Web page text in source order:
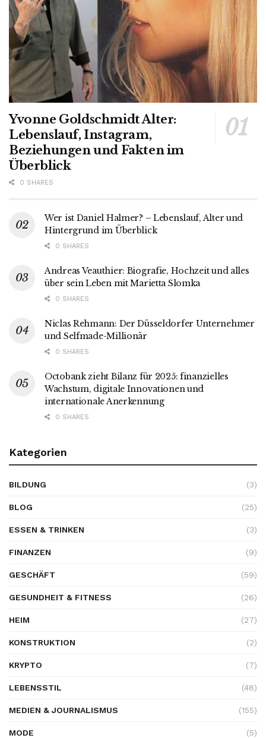
Yvonne Goldschmidt Alter:
Lebenslauf, Instagram,
Beziehungen und Fakten im
Überblick
0 SHARES
Wer ist Daniel Halmer? – Lebenslauf, Alter und
Hintergrund im Überblick
0 SHARES
Andreas Veauthier: Biografie, Hochzeit und alles
über sein Leben mit Marietta Slomka
0 SHARES
Niclas Rehmann: Der Düsseldorfer Unternehmer
und Selfmade-Millionär
0 SHARES
Octobank zieht Bilanz für 2025: finanzielles
Wachstum, digitale Innovationen und
internationale Anerkennung
0 SHARES
Kategorien
BILDUNG (3)
BLOG (25)
ESSEN & TRINKEN (3)
FINANZEN (9)
GESCHÄFT (59)
GESUNDHEIT & FITNESS (26)
HEIM (27)
KONSTRUKTION (2)
KRYPTO (7)
LEBENSSTIL (48)
MEDIEN & JOURNALISMUS (155)
MODE (5)